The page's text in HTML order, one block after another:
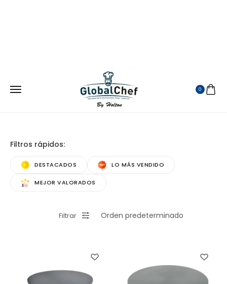
0
Filtros rápidos:
DESTACADOS LO MÁS VENDIDO
MEJOR VALORADOS
Filtrar